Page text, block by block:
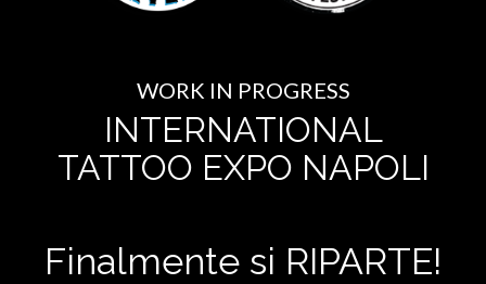
WORK IN PROGRESS
INTERNATIONAL
TATTOO EXPO NAPOLI
Finalmente si RIPARTE!